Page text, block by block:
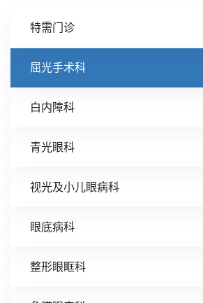
特需门诊
屈光手术科
白内障科
青光眼科
视光及小儿眼病科
眼底病科
整形眼眶科